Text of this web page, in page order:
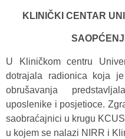
KLINIČKI CENTAR
U Kliničkom centru
dotrajala radionica koja
obrušavanja
uposlenike i posjetioce.
saobraćajnici u krugu
u kojem se nalazi NIRR i